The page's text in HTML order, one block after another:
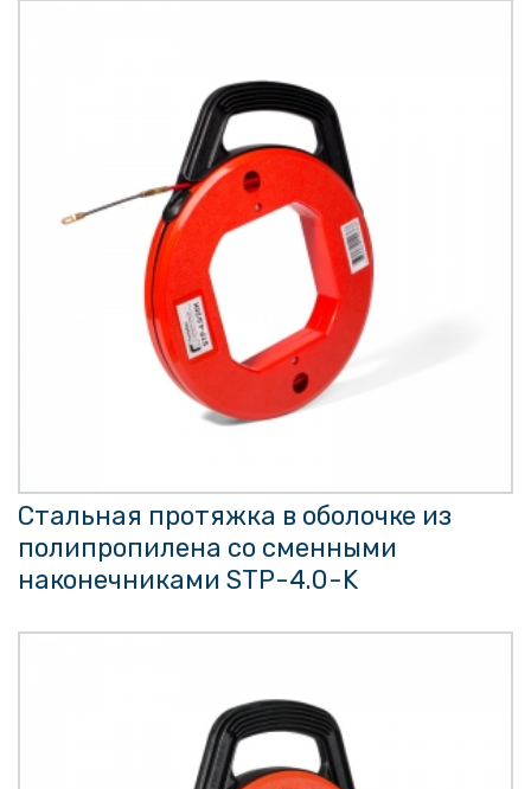
Стальная протяжка в оболочке из
полипропилена со сменными
наконечниками STP-4.0-K